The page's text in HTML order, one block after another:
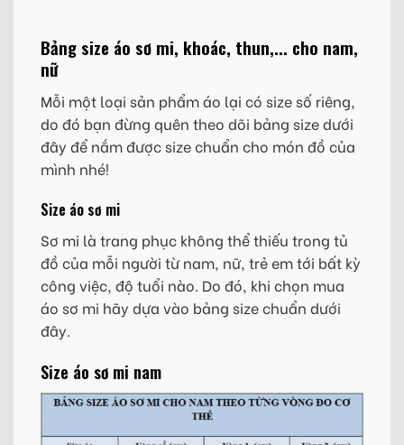
Bảng size áo sơ mi, khoác, thun,... cho nam,
nữ
Mỗi một loại sản phẩm áo lại có size số riêng,
do đó bạn đừng quên theo dõi bảng size dưới
đây để nắm được size chuẩn cho món đồ của
mình nhé!
Size áo sơ mi
Sơ mi là trang phục không thể thiếu trong tủ
đồ của mỗi người từ nam, nữ, trẻ em tới bất kỳ
công việc, độ tuổi nào. Do đó, khi chọn mua
áo sơ mi hãy dựa vào bảng size chuẩn dưới
đây.
Size áo sơ mi nam